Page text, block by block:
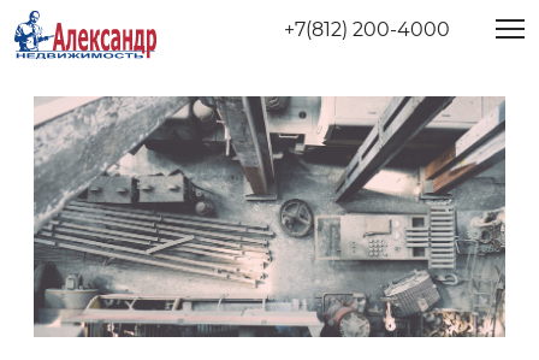
+7(812) 200-4000